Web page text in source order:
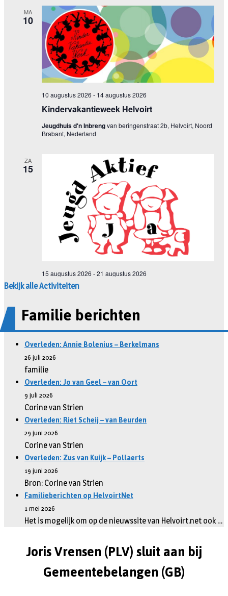
Bekijk alle Activiteiten
Familie berichten
Overleden: Annie Bolenius – Berkelmans
26 juli 2026
familie
Overleden: Jo van Geel – van Oort
9 juli 2026
Corine van Strien
Overleden: Riet Scheij – van Beurden
29 juni 2026
Corine van Strien
Overleden: Zus van Kuijk – Pollaerts
19 juni 2026
Bron: Corine van Strien
Familieberichten op HelvoirtNet
1 mei 2026
Het is mogelijk om op de nieuwssite van Helvoirt.net ook …
Joris Vrensen (PLV) sluit aan bij
Gemeentebelangen (GB)